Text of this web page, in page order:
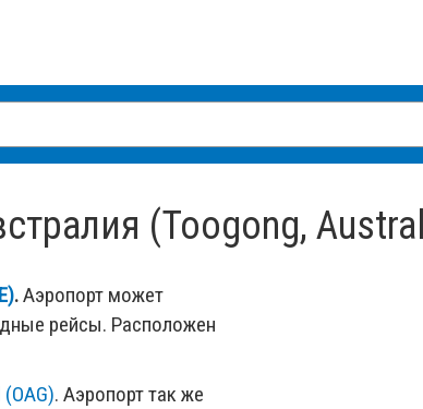
(Toogong,
.Аэропорт может
рейсы. Расположен
. Аэропорт так же